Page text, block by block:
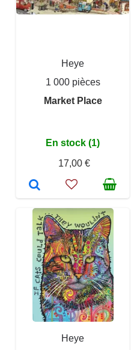
Heye
1 000 pièces
Market Place
En stock (1)
17,00 €
Heye